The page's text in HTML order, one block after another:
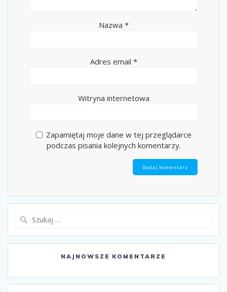
Nazwa *
Adres email *
Witryna internetowa
Zapamiętaj moje dane w tej przeglądarce
podczas pisania kolejnych komentarzy.
NAJNOWSZE KOMENTARZE